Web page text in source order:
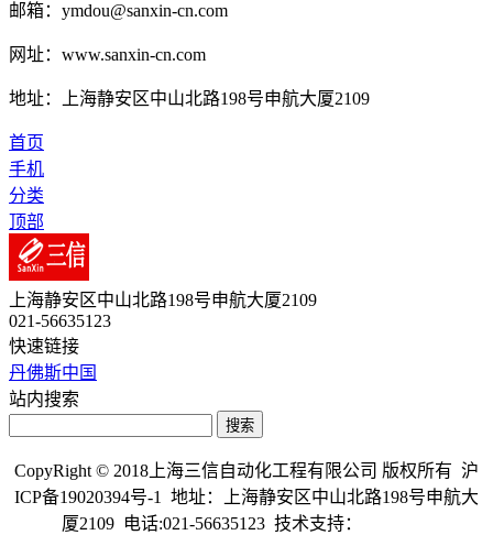
邮箱：ymdou@sanxin-cn.com
网址：www.sanxin-cn.com
地址：上海静安区中山北路198号申航大厦2109
首页
手机
分类
顶部
上海静安区中山北路198号申航大厦2109
021-56635123
快速链接
丹佛斯中国
站内搜索
搜索
CopyRight © 2018上海三信自动化工程有限公司 版权所有 沪
ICP备19020394号-1 地址：上海静安区中山北路198号申航大
厦2109 电话:021-56635123 技术支持：